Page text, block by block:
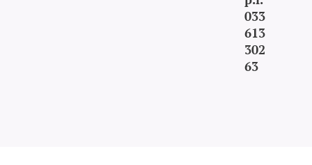
033
613
302
63